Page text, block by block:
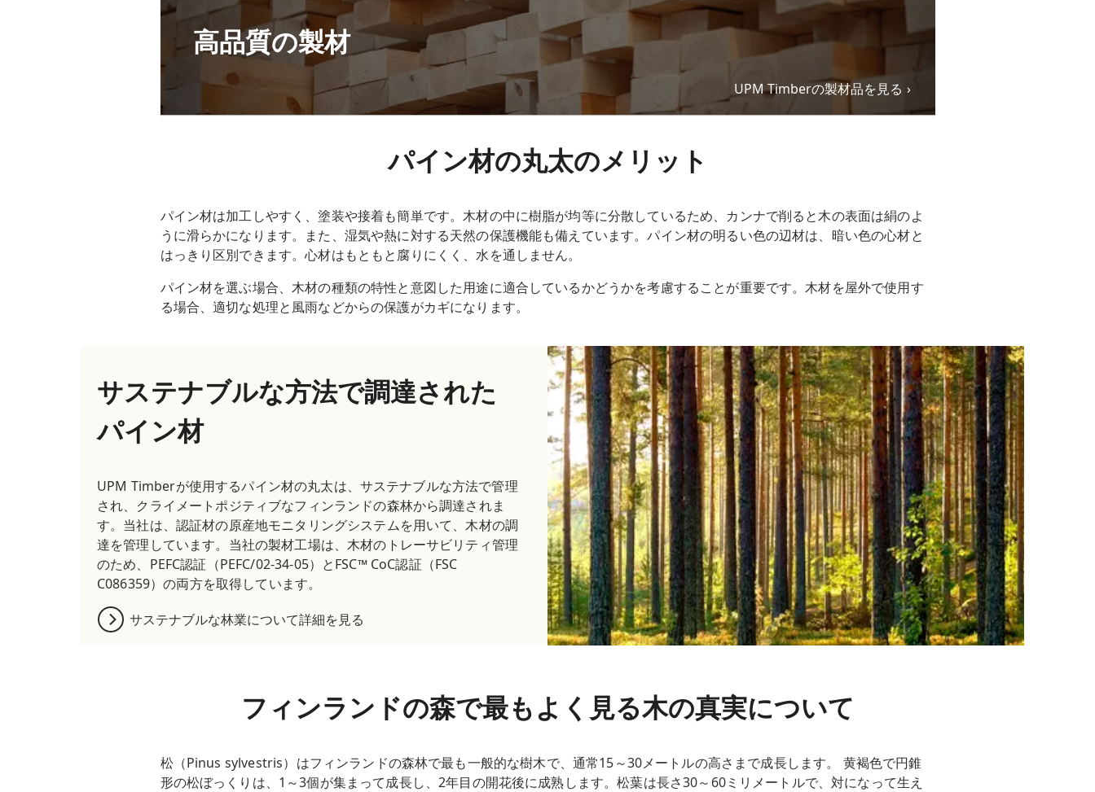
高品質の製材
UPM Timberの製材品を見る
パイン材の丸太のメリット
パイン材は加工しやすく、塗装や接着も簡単です。木材の中に樹脂が均等に分散しているため、カンナで削ると木の表面は絹のよ
うに滑らかになります。また、湿気や熱に対する天然の保護機能も備えています。パイン材の明るい色の辺材は、暗い色の心材と
はっきり区別できます。心材はもともと腐りにくく、水を通しません。
パイン材を選ぶ場合、木材の種類の特性と意図した用途に適合しているかどうかを考慮することが重要です。木材を屋外で使用す
る場合、適切な処理と風雨などからの保護がカギになります。
サステナブルな方法で調達された
パイン材
UPM Timberが使用するパイン材の丸太は、サステナブルな方法で管理
され、クライメートポジティブなフィンランドの森林から調達されま
す。当社は、認証材の原産地モニタリングシステムを用いて、木材の調
達を管理しています。当社の製材工場は、木材のトレーサビリティ管理
のため、PEFC認証（PEFC/02-34-05）とFSC™ CoC認証（FSC
C086359）の両方を取得しています。
サステナブルな林業について詳細を見る
フィンランドの森で最もよく見る木の真実について
松（Pinus sylvestris）はフィンランドの森林で最も一般的な樹木で、通常15～30メートルの高さまで成長します。 黄褐色で円錐
形の松ぼっくりは、1～3個が集まって成長し、2年目の開花後に成熟します。松葉は長さ30～60ミリメートルで、対になって生え